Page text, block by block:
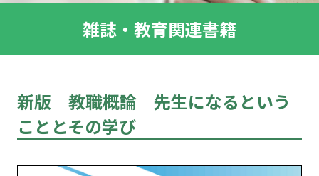
雑誌・教育関連書籍
新版 教職概論 先生になるという
こととその学び